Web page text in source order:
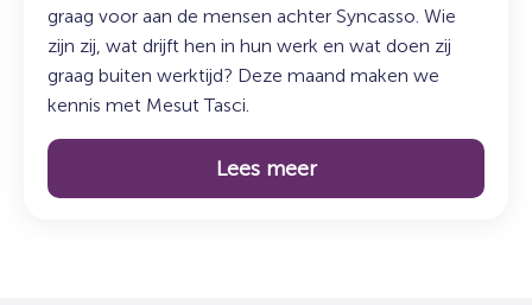
graag voor aan de mensen achter Syncasso. Wie
zijn zij, wat drijft hen in hun werk en wat doen zij
graag buiten werktijd? Deze maand maken we
kennis met Mesut Tasci.
Lees meer